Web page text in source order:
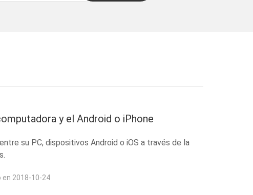
y el Android o iPhone
su PC, dispositivos Android o iOS a través de la
2018-10-24